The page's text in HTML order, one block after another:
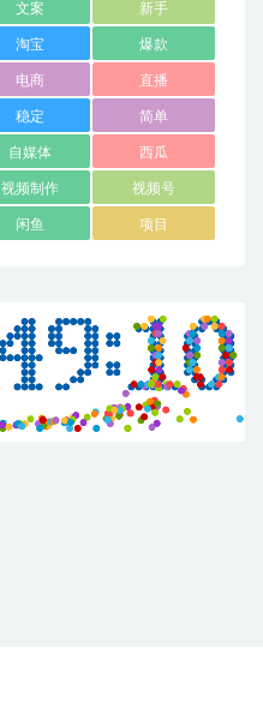
文案 新手
淘宝 爆款
电商 直播
稳定 简单
自媒体 西瓜
视频制作 视频号
闲鱼 项目